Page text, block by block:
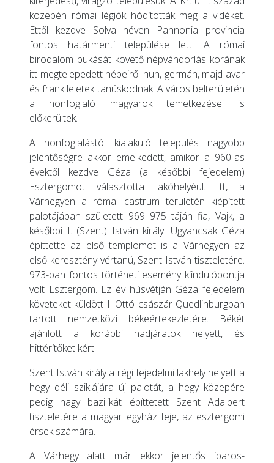
közepén római légiók hódították meg a vidéket.
Ettől kezdve Solva néven Pannonia provincia
fontos határmenti települése lett. A római
birodalom bukását követő népvándorlás korának
itt megtelepedett népeiről hun, germán, majd avar
és frank leletek tanúskodnak. A város belterületén
a honfoglaló magyarok temetkezései is
előkerültek.
A honfoglalástól kialakuló település nagyobb
jelentőségre akkor emelkedett, amikor a 960-as
évektől kezdve Géza (a későbbi fejedelem)
Esztergomot választotta lakóhelyéül. Itt, a
Várhegyen a római castrum területén kiépített
palotájában született 969–975 táján fia, Vajk, a
későbbi I. (Szent) István király. Ugyancsak Géza
építtette az első templomot is a Várhegyen az
első keresztény vértanú, Szent István tiszteletére.
973-ban fontos történeti esemény kiindulópontja
volt Esztergom. Ez év húsvétján Géza fejedelem
követeket küldött I. Ottó császár Quedlinburgban
tartott nemzetközi békeértekezletére. Békét
ajánlott a korábbi hadjáratok helyett, és
hittérítőket kért.
Szent István király a régi fejedelmi lakhely helyett a
hegy déli sziklájára új palotát, a hegy közepére
pedig nagy bazilikát építtetett Szent Adalbert
tiszteletére a magyar egyház feje, az esztergomi
érsek számára.
A Várhegy alatt már ekkor jelentős iparos-